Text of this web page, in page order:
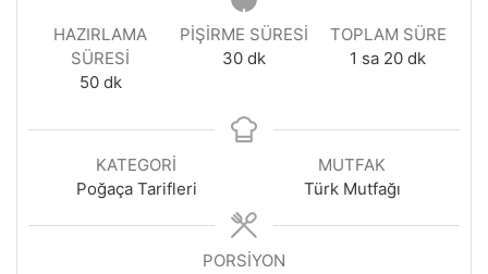
HAZIRLAMA
SÜRESI
50dakika
dk
PIŞIRME SÜRESI
30dakika
dk
TOPLAM SÜRE
1 saat
sa 20dakika
dk
KATEGORI
Poğaça Tarifleri
MUTFAK
Türk Mutfağı
PORSIYON